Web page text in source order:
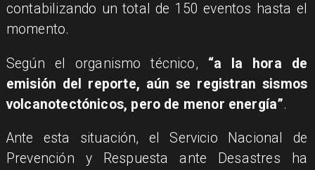
contabilizando un total de 150 eventos hasta el
momento.
Según el organismo técnico, “a la hora de
emisión del reporte, aún se registran sismos
volcanotectónicos, pero de menor energía”.
Ante esta situación, el Servicio Nacional de
Prevención y Respuesta ante Desastres ha